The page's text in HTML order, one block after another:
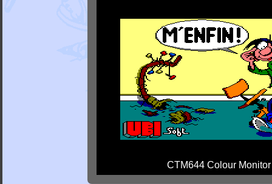
CTM644 Colour Monitor